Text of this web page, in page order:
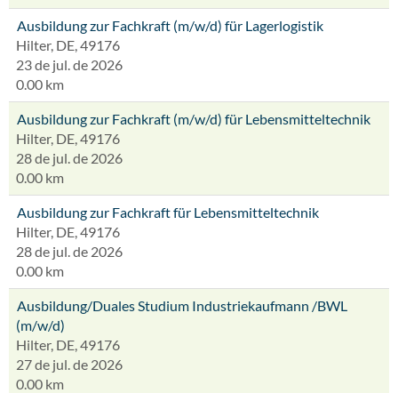
Ausbildung zur Fachkraft (m/w/d) für Lagerlogistik
Hilter, DE, 49176
23 de jul. de 2026
0.00 km
Ausbildung zur Fachkraft (m/w/d) für Lebensmitteltechnik
Hilter, DE, 49176
28 de jul. de 2026
0.00 km
Ausbildung zur Fachkraft für Lebensmitteltechnik
Hilter, DE, 49176
28 de jul. de 2026
0.00 km
Ausbildung/Duales Studium Industriekaufmann /BWL
(m/w/d)
Hilter, DE, 49176
27 de jul. de 2026
0.00 km